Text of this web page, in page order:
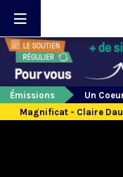
Émissions
Un
Magnificat - Claire